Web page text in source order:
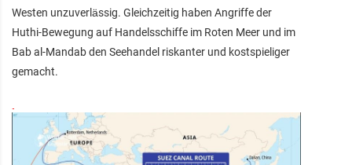
Westen unzuverlässig. Gleichzeitig haben Angriffe der
Huthi-Bewegung auf Handelsschiffe im Roten Meer und im
Bab al-Mandab den Seehandel riskanter und kostspieliger
gemacht.